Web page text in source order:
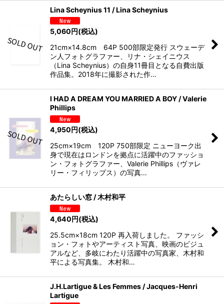
Lina Scheynius 11 / Lina Scheynius
5,060円(税込)
21cm×14.8cm 64P 500部限定発行 スウェーデ
ン人フォトグラファー、リナ・シェイニウス
（Lina Scheynius）の自身11冊目となる自費出版
作品集。2018年に撮影された作…
I HAD A DREAM YOU MARRIED A BOY / Valerie
Phillips
4,950円(税込)
25cm×19cm 120P 750部限定 ニューヨーク出
身で現在はロンドンを拠点に活躍中のファッショ
ン・フォトグラファー、Valerie Phillips（ヴァレ
リー・フィリップス）の写真…
あたらしい窓 / 木村和平
4,640円(税込)
25.5cm×18cm 120P 再入荷しました。 ファッシ
ョン・フォトやアーティスト写真、映画のビジュ
アルなど、多岐にわたり活躍中の写真家、木村和
平による写真集。 木村和…
J.H.Lartigue & Les Femmes / Jacques-Henri
Lartigue